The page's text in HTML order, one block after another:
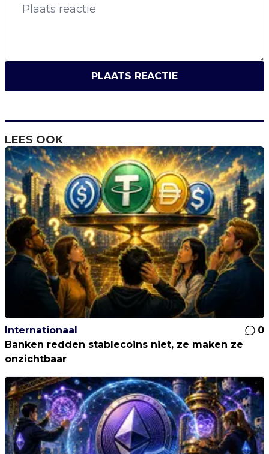
PLAATS REACTIE
LEES OOK
Internationaal
0
Banken redden stablecoins niet, ze maken ze
onzichtbaar